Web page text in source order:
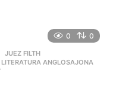
0 0
,JUEZ FILTH
,LITERATURA ANGLOSAJONA